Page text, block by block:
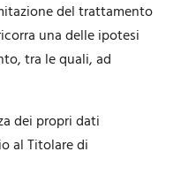
del trattamento
una delle ipotesi
tra le quali, ad
dei propri dati
al Titolare di